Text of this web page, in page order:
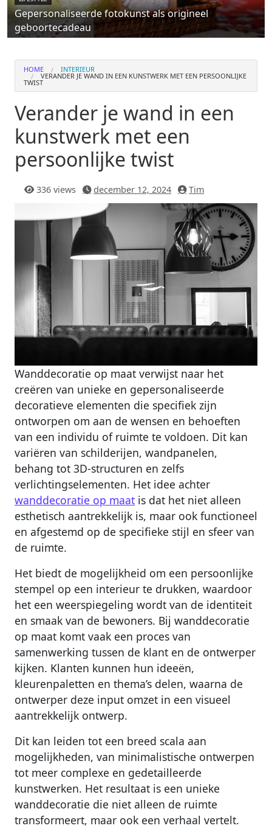
Gepersonaliseerde fotokunst als origineel
geboortecadeau
HOME INTERIEUR
VERANDER JE WAND IN EEN KUNSTWERK MET EEN PERSOONLIJKE
TWIST
Verander je wand in een
kunstwerk met een
persoonlijke twist
336 views december 12, 2024 Tim
Wanddecoratie op maat verwijst naar het
creëren van unieke en gepersonaliseerde
decoratieve elementen die specifiek zijn
ontworpen om aan de wensen en behoeften
van een individu of ruimte te voldoen. Dit kan
variëren van schilderijen, wandpanelen,
behang tot 3D-structuren en zelfs
verlichtingselementen. Het idee achter
wanddecoratie op maat is dat het niet alleen
esthetisch aantrekkelijk is, maar ook functioneel
en afgestemd op de specifieke stijl en sfeer van
de ruimte.
Het biedt de mogelijkheid om een persoonlijke
stempel op een interieur te drukken, waardoor
het een weerspiegeling wordt van de identiteit
en smaak van de bewoners. Bij wanddecoratie
op maat komt vaak een proces van
samenwerking tussen de klant en de ontwerper
kijken. Klanten kunnen hun ideeën,
kleurenpaletten en thema’s delen, waarna de
ontwerper deze input omzet in een visueel
aantrekkelijk ontwerp.
Dit kan leiden tot een breed scala aan
mogelijkheden, van minimalistische ontwerpen
tot meer complexe en gedetailleerde
kunstwerken. Het resultaat is een unieke
wanddecoratie die niet alleen de ruimte
transformeert, maar ook een verhaal vertelt.